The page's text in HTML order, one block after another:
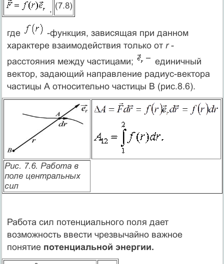
, (7.8)
где
-функция, зависящая при данном
характере взаимодействия только от r-
расстояния между частицами;
единичный
вектор, задающий направление радиус-вектора
частицы А относительно частицы В (рис.8.6).
Рис. 7.6. Работа в
поле центральных
сил
Работа сил потенциального поля дает
возможность ввести чрезвычайно важное
понятие потенциальной энергии.